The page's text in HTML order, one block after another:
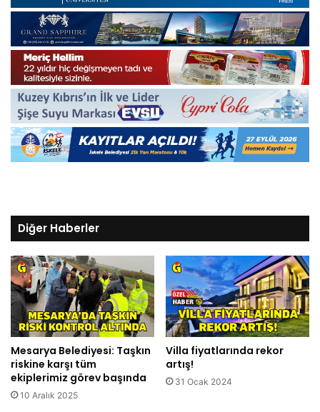
Diğer Haberler
Mesarya Belediyesi: Taşkın
riskine karşı tüm
ekiplerimiz görev başında
10 Aralık 2025
Villa fiyatlarında rekor
artış!
31 Ocak 2024